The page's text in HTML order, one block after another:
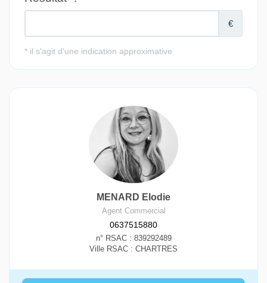
MENARD Elodie
Agent Commercial
0637515880
n° RSAC : 839292489
Ville RSAC : CHARTRES